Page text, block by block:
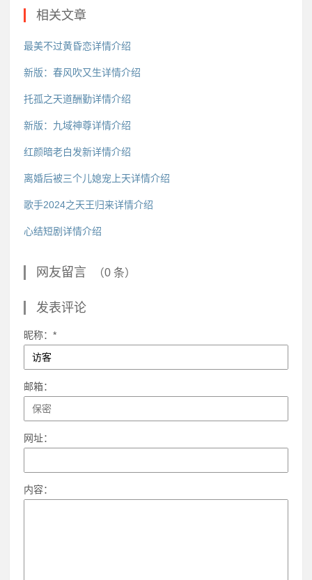
相关文章
最美不过黄昏恋详情介绍
新版：春风吹又生详情介绍
托孤之天道酬勤详情介绍
新版：九域神尊详情介绍
红颜暗老白发新详情介绍
离婚后被三个儿媳宠上天详情介绍
歌手2024之天王归来详情介绍
心结短剧详情介绍
网友留言 （0 条）
发表评论
昵称：*
邮箱：
网址：
内容：